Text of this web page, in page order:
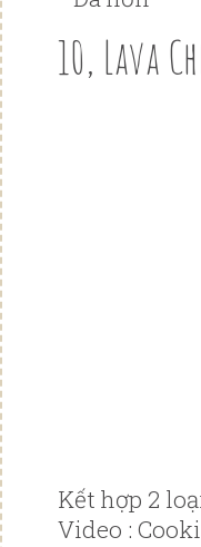
10, Lava
Kết hợp 2
Video :